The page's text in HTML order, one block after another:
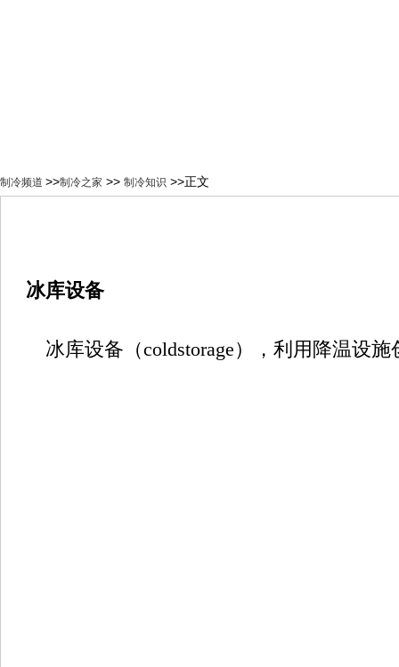
制冷频道 >>制冷之家 >> 制冷知识 >>正文
冰库设备
冰库设备（coldstorage），利用降温设施